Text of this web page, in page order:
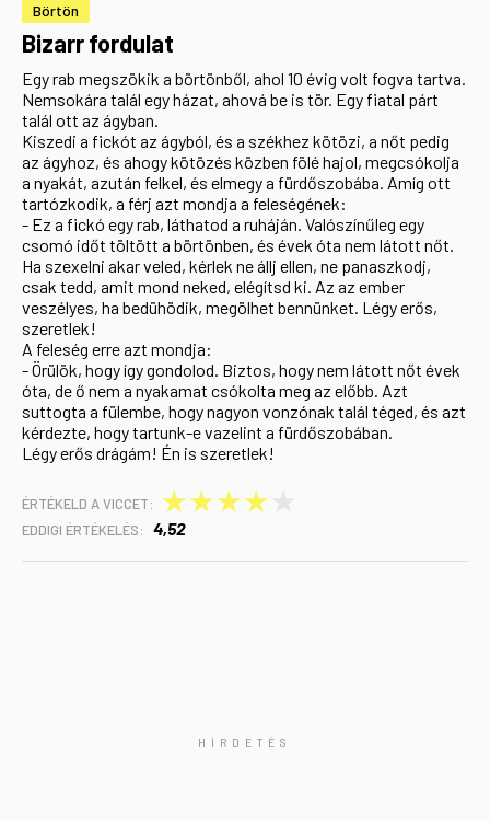
Börtön
Bizarr fordulat
Egy rab megszökik a börtönből, ahol 10 évig volt fogva tartva.
Nemsokára talál egy házat, ahová be is tör. Egy fiatal párt
talál ott az ágyban.
Kiszedi a fickót az ágyból, és a székhez kötözi, a nőt pedig
az ágyhoz, és ahogy kötözés közben fölé hajol, megcsókolja
a nyakát, azután felkel, és elmegy a fürdőszobába. Amíg ott
tartózkodik, a férj azt mondja a feleségének:
- Ez a fickó egy rab, láthatod a ruháján. Valószínűleg egy
csomó időt töltött a börtönben, és évek óta nem látott nőt.
Ha szexelni akar veled, kérlek ne állj ellen, ne panaszkodj,
csak tedd, amit mond neked, elégítsd ki. Az az ember
veszélyes, ha bedühödik, megölhet bennünket. Légy erős,
szeretlek!
A feleség erre azt mondja:
- Örülök, hogy így gondolod. Biztos, hogy nem látott nőt évek
óta, de ő nem a nyakamat csókolta meg az előbb. Azt
suttogta a fülembe, hogy nagyon vonzónak talál téged, és azt
kérdezte, hogy tartunk-e vazelint a fürdőszobában.
Légy erős drágám! Én is szeretlek!
ÉRTÉKELD A VICCET: ★
★
★
★
EDDIGI ÉRTÉKELÉS: 4,52